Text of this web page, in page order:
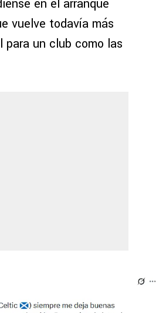
en el arranque
vuelve todavía más
un club como las